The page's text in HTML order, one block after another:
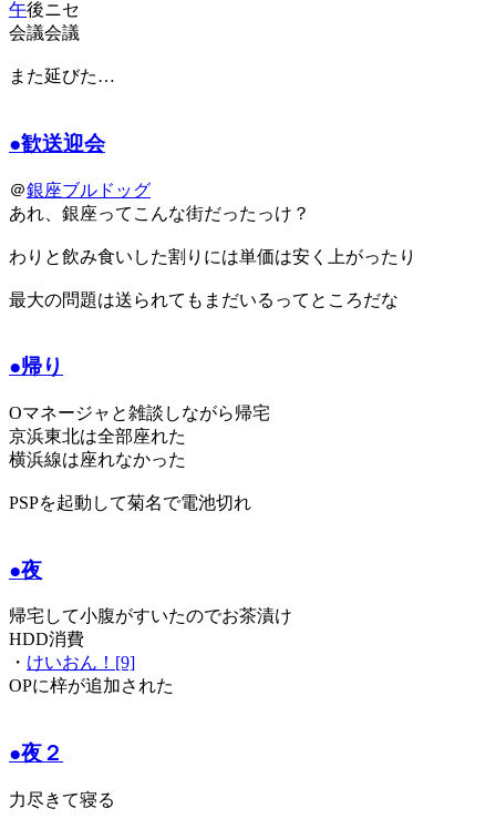
午後ニセ
会議会議
また延びた…
●歓送迎会
＠銀座ブルドッグ
あれ、銀座ってこんな街だったっけ？
わりと飲み食いした割りには単価は安く上がったり
最大の問題は送られてもまだいるってところだな
●帰り
Oマネージャと雑談しながら帰宅
京浜東北は全部座れた
横浜線は座れなかった
PSPを起動して菊名で電池切れ
●夜
帰宅して小腹がすいたのでお茶漬け
HDD消費
・ けいおん！[9]
OPに梓が追加された
●夜２
力尽きて寝る